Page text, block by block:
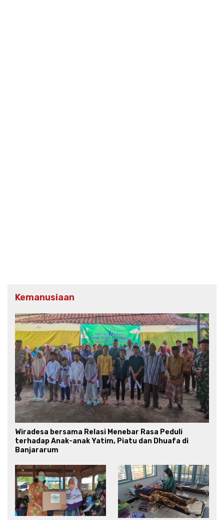
Kemanusiaan
Wiradesa bersama Relasi Menebar Rasa Peduli
terhadap Anak-anak Yatim, Piatu dan Dhuafa di
Banjararum